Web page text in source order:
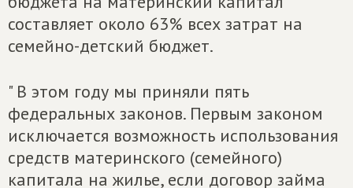
составляет около 63% всех затрат на
семейно-детский бюджет.
" В этом году мы приняли пять
федеральных законов. Первым законом
исключается возможность использования
средств материнского (семейного)
капитала на жилье, если договор займа